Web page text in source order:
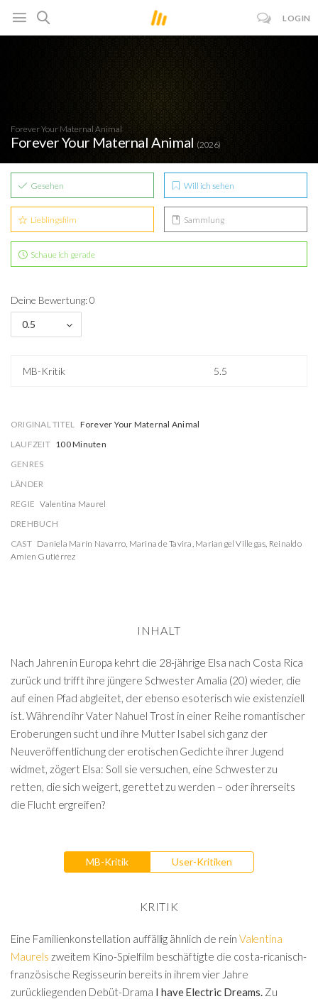
LOGIN
Forever Your Maternal Animal
Forever Your Maternal Animal (2026)
Gesehen Will ich sehen
Lieblingsfilm Sammlung
Schaue ich gerade
Deine Bewertung: 0
0.5
MB-Kritik 5.5
ORIGINAL TITEL Forever Your Maternal Animal
LAUFZEIT 100 Minuten
GENRES
LÄNDER
REGIE Valentina Maurel
DREHBUCH
CAST Daniela Marín Navarro, Marina de Tavira, Mariangel Villegas, Reinaldo
Amien Gutiérrez
INHALT
Nach Jahren in Europa kehrt die 28-jährige Elsa nach Costa Rica
zurück und trifft ihre jüngere Schwester Amalia (20) wieder, die
auf einen Pfad abgleitet, der ebenso esoterisch wie existenziell
ist. Während ihr Vater Nahuel Trost in einer Reihe romantischer
Eroberungen sucht und ihre Mutter Isabel sich ganz der
Neuveröffentlichung der erotischen Gedichte ihrer Jugend
widmet, zögert Elsa: Soll sie versuchen, eine Schwester zu
retten, die sich weigert, gerettet zu werden – oder ihrerseits
die Flucht ergreifen?
MB-Kritik User-Kritiken
KRITIK
Eine Familienkonstellation auffällig ähnlich de rein Valentina
Maurels zweitem Kino-Spielfilm beschäftigte die costa-ricanisch-
französische Regisseurin bereits in ihrem vier Jahre
zurückliegenden Debüt-Drama I have Electric Dreams. Zu